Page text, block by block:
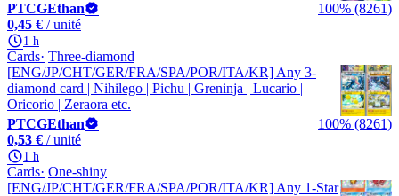
PTCGEthan
100% (8261)
0,45 € / unité
1 h
Cards Three-diamond
[ENG/JP/CHT/GER/FRA/SPA/POR/ITA/KR] Any 3-
diamond card | Nihilego | Pichu | Greninja | Lucario |
Oricorio | Zeraora etc.
PTCGEthan
100% (8261)
0,53 € / unité
1 h
Cards One-shiny
[ENG/JP/CHT/GER/FRA/SPA/POR/ITA/KR] Any 1-Star